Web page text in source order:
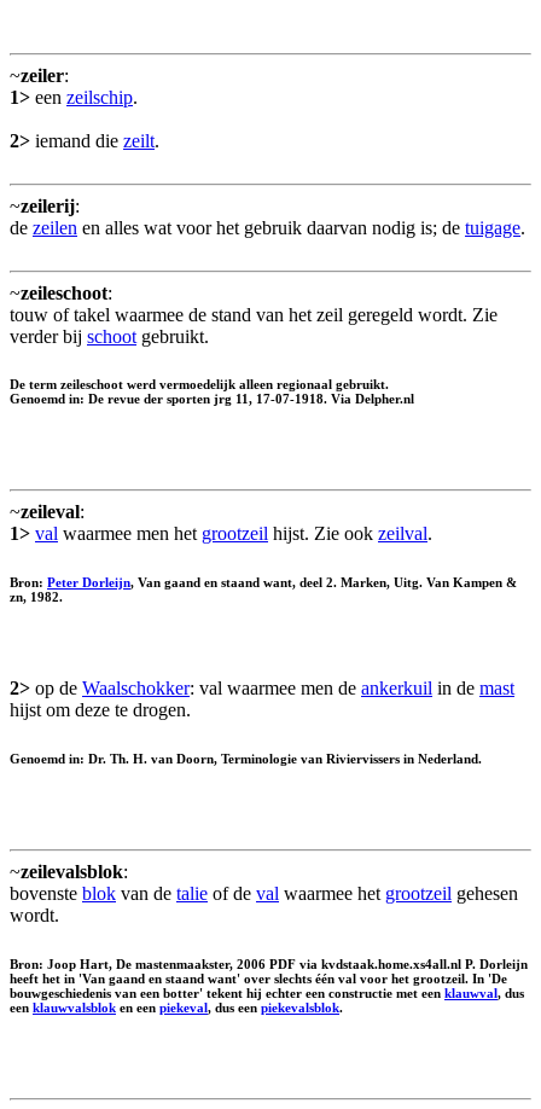
~zeiler:
1> een zeilschip.
2> iemand die zeilt.
~zeilerij:
de zeilen en alles wat voor het gebruik daarvan nodig is; de tuigage.
~zeileschoot:
touw of takel waarmee de stand van het zeil geregeld wordt. Zie
verder bij schoot gebruikt.
De term zeileschoot werd vermoedelijk alleen regionaal gebruikt.
Genoemd in: De revue der sporten jrg 11, 17-07-1918. Via Delpher.nl
~zeileval:
1> val waarmee men het grootzeil hijst. Zie ook zeilval.
Bron: Peter Dorleijn, Van gaand en staand want, deel 2. Marken, Uitg. Van Kampen &
zn, 1982.
2> op de Waalschokker: val waarmee men de ankerkuil in de mast
hijst om deze te drogen.
Genoemd in: Dr. Th. H. van Doorn, Terminologie van Riviervissers in Nederland.
~zeilevalsblok:
bovenste blok van de talie of de val waarmee het grootzeil gehesen
wordt.
Bron: Joop Hart, De mastenmaakster, 2006 PDF via kvdstaak.home.xs4all.nl P. Dorleijn
heeft het in 'Van gaand en staand want' over slechts één val voor het grootzeil. In 'De
bouwgeschiedenis van een botter' tekent hij echter een constructie met een klauwval, dus
een klauwvalsblok en een piekeval, dus een piekevalsblok.